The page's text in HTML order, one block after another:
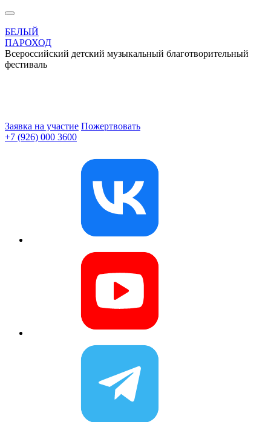
БЕЛЫЙ
ПАРОХОД
Всероссийский детский музыкальный благотворительный
фестиваль
Заявка на участие Пожертвовать
+7 (926) 000 3600